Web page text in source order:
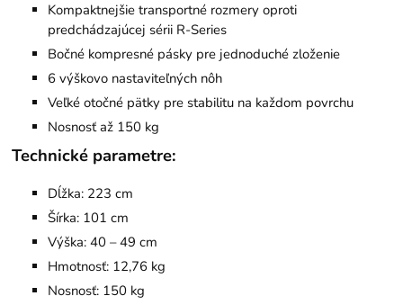
Kompaktnejšie transportné rozmery oproti
predchádzajúcej sérii R-Series
Bočné kompresné pásky pre jednoduché zloženie
6 výškovo nastaviteľných nôh
Veľké otočné pätky pre stabilitu na každom povrchu
Nosnosť až 150 kg
Technické parametre:
Dĺžka: 223 cm
Šírka: 101 cm
Výška: 40 – 49 cm
Hmotnosť: 12,76 kg
Nosnosť: 150 kg